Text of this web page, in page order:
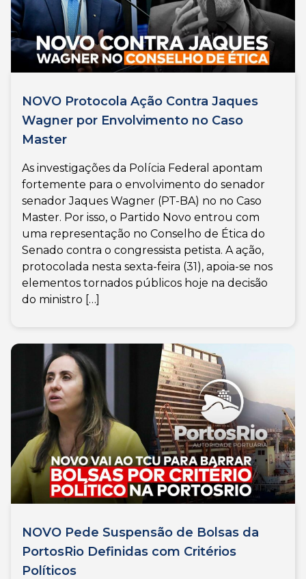
NOVO Protocola Ação Contra Jaques
Wagner por Envolvimento no Caso
Master
As investigações da Polícia Federal apontam
fortemente para o envolvimento do senador
senador Jaques Wagner (PT-BA) no no Caso
Master. Por isso, o Partido Novo entrou com
uma representação no Conselho de Ética do
Senado contra o congressista petista. A ação,
protocolada nesta sexta-feira (31), apoia-se nos
elementos tornados públicos hoje na decisão
do ministro […]
NOVO Pede Suspensão de Bolsas da
PortosRio Definidas com Critérios
Políticos